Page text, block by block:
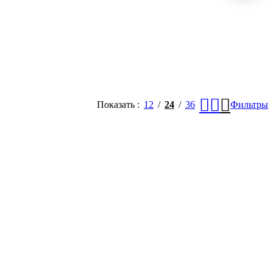
Показать 12 24 36 Фильтры